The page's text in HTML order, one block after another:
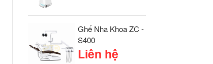
Ghế Nha Khoa ZC -
S400
Liên hệ